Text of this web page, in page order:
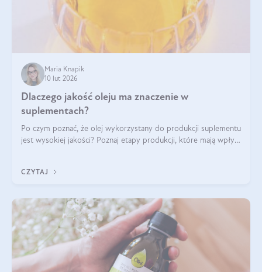
Maria Knapik
10 lut 2026
Dlaczego jakość oleju ma znaczenie w
suplementach?
Po czym poznać, że olej wykorzystany do produkcji suplementu
jest wysokiej jakości? Poznaj etapy produkcji, które mają wpływ
CZYTAJ